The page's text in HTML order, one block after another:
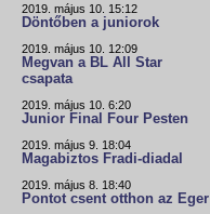
2019. május 10. 15:12
Döntőben a juniorok
2019. május 10. 12:09
Megvan a BL All Star
csapata
2019. május 10. 6:20
Junior Final Four Pesten
2019. május 9. 18:04
Magabiztos Fradi-diadal
2019. május 8. 18:40
Pontot csent otthon az Eger